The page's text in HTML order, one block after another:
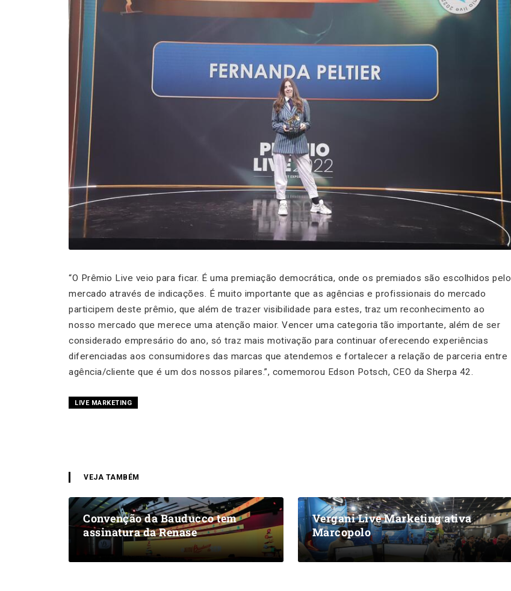
“O Prêmio Live veio para ficar. É uma premiação democrática, onde os premiados são escolhidos pelo
mercado através de indicações. É muito importante que as agências e profissionais do mercado
participem deste prêmio, que além de trazer visibilidade para estes, traz um reconhecimento ao
nosso mercado que merece uma atenção maior. Vencer uma categoria tão importante, além de ser
considerado empresário do ano, só traz mais motivação para continuar oferecendo experiências
diferenciadas aos consumidores das marcas que atendemos e fortalecer a relação de parceria entre
agência/cliente que é um dos nossos pilares.”, comemorou Edson Potsch, CEO da Sherpa 42.
LIVE MARKETING
VEJA TAMBÉM
Convenção da Bauducco tem
assinatura da Renase
Vergani Live Marketing ativa
Marcopolo